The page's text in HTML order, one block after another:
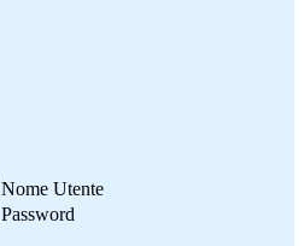
Nome Utente
Password